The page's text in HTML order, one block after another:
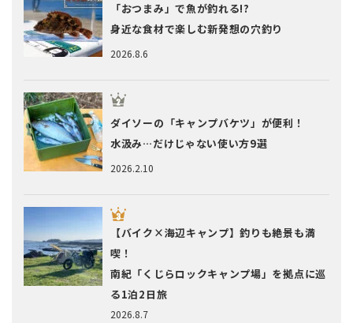
2026.8.6
「おつまみ」で魚が釣れる!?
身近な食材で楽しむ新発想の穴釣り
2026.2.10
ダイソーの「キャンプバケツ」が便利！
水汲み…だけじゃない使い方9選
2026.8.7
【バイク×海辺キャンプ】釣りも絶景も満
喫！
南紀「くじらロックキャンプ場」を拠点に巡
る1泊2日旅